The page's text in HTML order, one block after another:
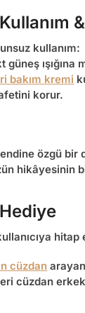
&
kullanım:
ışığına
bakım kremi
korur.
özgü bir
hikâyesinin
hitap
cüzdan
cüzdan erkek